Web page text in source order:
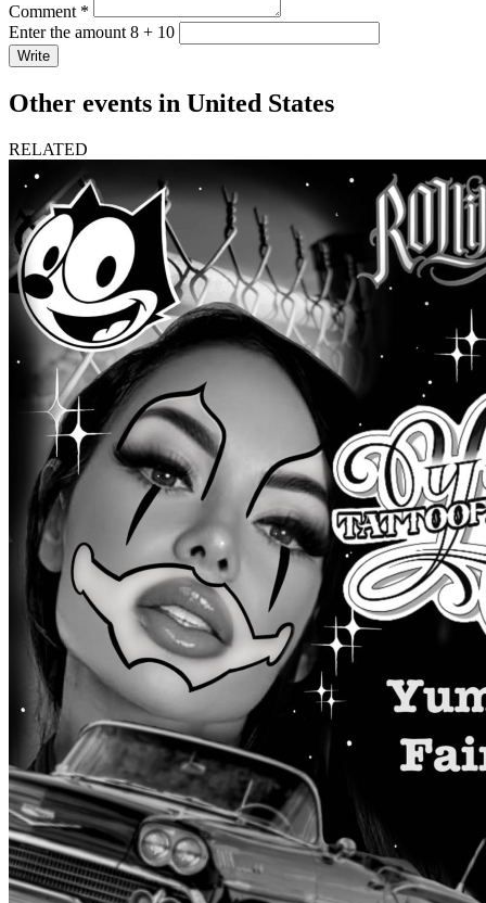
Comment *
Enter the amount 8 + 10
Write
Other events in United States
RELATED